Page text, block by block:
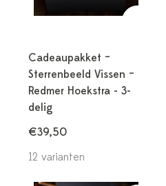
Cadeaupakket –
Sterrenbeeld Vissen –
Redmer Hoekstra - 3-
delig
€39,50
12 varianten